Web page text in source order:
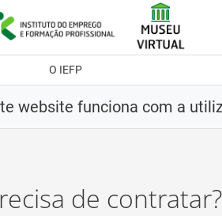
O IEFP
website funciona com a
de contratar?